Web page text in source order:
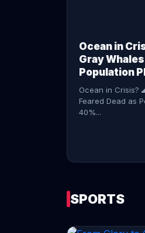
Ocean in
Gray
Population
Ocean in Crisis?
Feared Dead as
40%...
SPORTS